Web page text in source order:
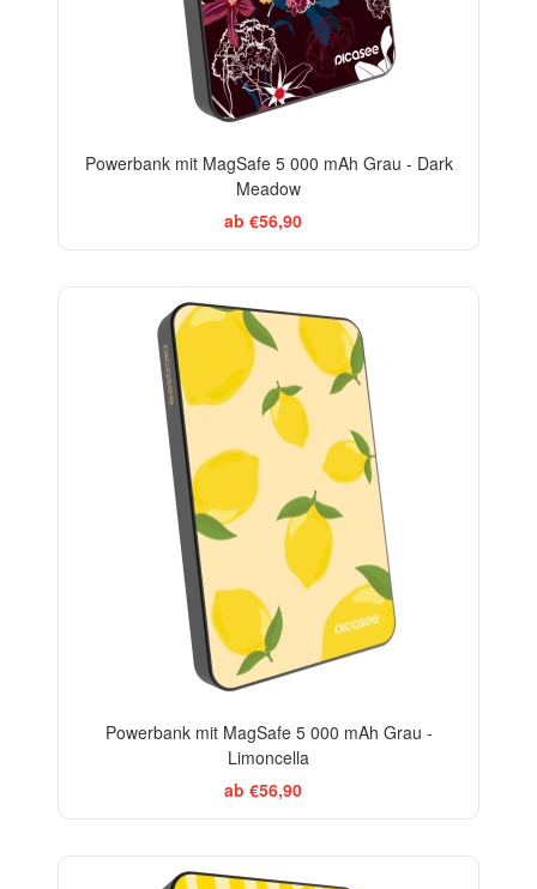
Powerbank mit MagSafe 5 000 mAh Grau - Dark
Meadow
ab €56,90
Powerbank mit MagSafe 5 000 mAh Grau -
Limoncella
ab €56,90